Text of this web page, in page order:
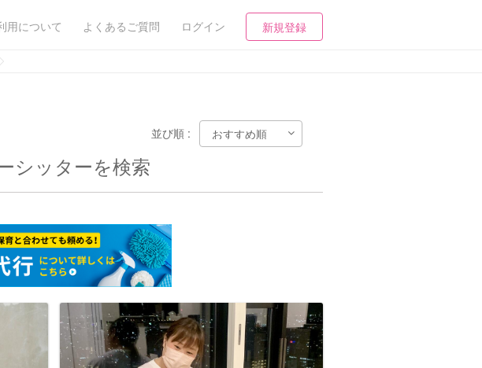
用について よくあるご質問 ログイン 新規登録
並び順 :
シッターを検索